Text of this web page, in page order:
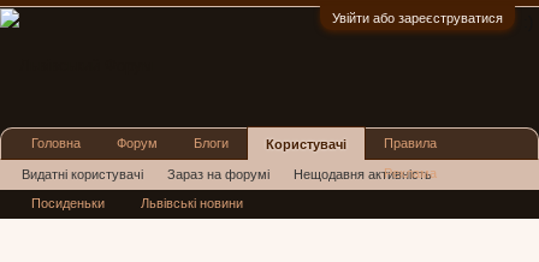
Увійти або зареєструватися
Головна Форум Блоги Користувачі
Видатні користувачі Зараз на форумі Нещодавня активність
Нові повідомлення профілю
Правила
Реклама
Посиденьки Львівські новини